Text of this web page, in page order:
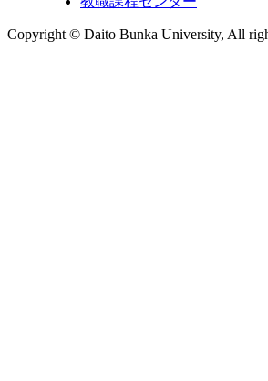
Copyright © Daito Bunka University, All